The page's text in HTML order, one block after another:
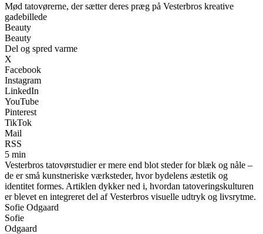
Mød tatovørerne, der sætter deres præg på Vesterbros kreative
gadebillede
Beauty
Beauty
Del og spred varme
X
Facebook
Instagram
LinkedIn
YouTube
Pinterest
TikTok
Mail
RSS
5 min
Vesterbros tatovørstudier er mere end blot steder for blæk og nåle –
de er små kunstneriske værksteder, hvor bydelens æstetik og
identitet formes. Artiklen dykker ned i, hvordan tatoveringskulturen
er blevet en integreret del af Vesterbros visuelle udtryk og livsrytme.
Sofie Odgaard
Sofie
Odgaard